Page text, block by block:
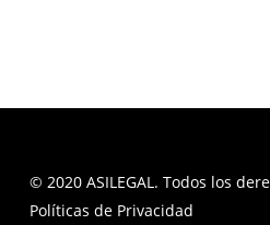
© 2020 ASILEGAL. Todos los
Políticas de Privacidad